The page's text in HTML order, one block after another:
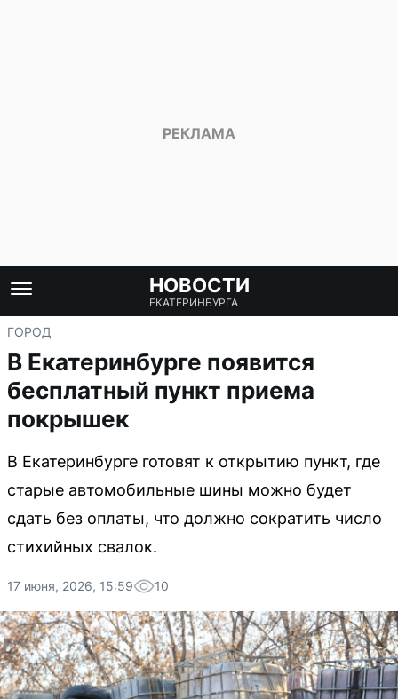
НОВОСТИ
ЕКАТЕРИНБУРГА
ГОРОД
В Екатеринбурге появится
бесплатный пункт приема
покрышек
В Екатеринбурге готовят к открытию пункт, где
старые автомобильные шины можно будет
сдать без оплаты, что должно сократить число
стихийных свалок.
17 июня, 2026, 15:59 10